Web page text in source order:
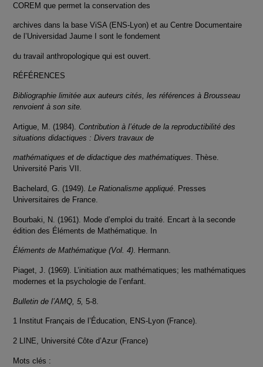
COREM que permet la conservation des
archives dans la base ViSA (ENS-Lyon) et au Centre Documentaire
de l’Universidad Jaume I sont le fondement
du travail anthropologique qui est ouvert.
RÉFÉRENCES
Bibliographie limitée aux auteurs cités, les références à Brousseau
renvoient à son site.
Artigue, M. (1984). Contribution à l’étude de la reproductibilité des
situations didactiques : Divers travaux de
mathématiques et de didactique des mathématiques. Thèse.
Université Paris VII.
Bachelard, G. (1949). Le Rationalisme appliqué. Presses
Universitaires de France.
Bourbaki, N. (1961). Mode d’emploi du traité. Encart à la seconde
édition des Éléments de Mathématique. In
Éléments de Mathématique (Vol. 4). Hermann.
Piaget, J. (1969). L’initiation aux mathématiques; les mathématiques
modernes et la psychologie de l’enfant.
Bulletin de l’AMQ, 5, 5-8.
1 Institut Français de l’Éducation, ENS-Lyon (France).
2 LINE, Université Côte d’Azur (France)
Mots clés :